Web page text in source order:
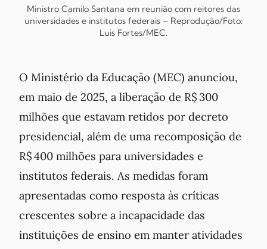
Ministro Camilo Santana em reunião com reitores das
universidades e institutos federais – Reprodução/Foto:
Luis Fortes/MEC.
O Ministério da Educação (MEC) anunciou,
em maio de 2025, a liberação de R$ 300
milhões que estavam retidos por decreto
presidencial, além de uma recomposição de
R$ 400 milhões para universidades e
institutos federais. As medidas foram
apresentadas como resposta às críticas
crescentes sobre a incapacidade das
instituições de ensino em manter atividades